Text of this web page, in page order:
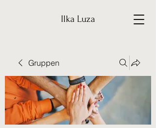
Ilka Luza
Gruppen